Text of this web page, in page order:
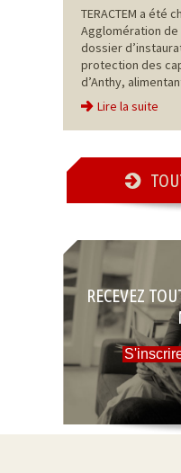
TERACTEM a été
Agglomération
dossier
protection des
d’Anthy,
Lire la suite
RECEVEZ